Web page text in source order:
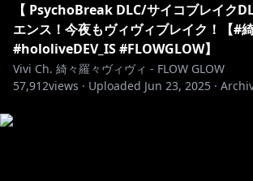
【 PsychoBreak DLC/サイコブレイク
エンス！今夜もヴィヴィブレイク！【#
#hololiveDEV_IS #FLOWGLOW】
Vivi Ch. 綺々羅々ヴィヴィ - FLOW GLOW
57,912views · Uploaded Jun 23, 2025 ·